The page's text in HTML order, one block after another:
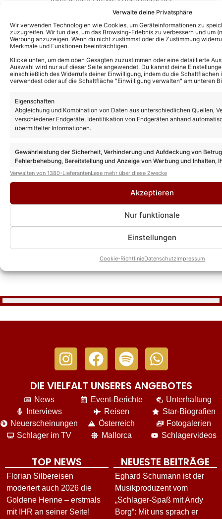
Verwalte deine Privatsphäre
Wir verwenden Technologien wie Cookies, um Geräteinformationen zu
zuzugreifen. Wir tun dies, um das Browsing-Erlebnis zu verbessern und um
Werbung anzuzeigen. Wenn du nicht zustimmst oder die Zustimmung
Merkmale und Funktionen beeinträchtigen.
Klicke unten, um dem oben Gesagten zuzustimmen oder eine detaillierte
Auswahl wird nur auf dieser Seite angewendet. Du kannst deine
einschließlich des Widerrufs deiner Einwilligung, indem du die
verwendest oder auf die Schaltfläche "Einwilligung verwalten" am unteren
Eigenschaften
Abgleichung und Kombination von Daten aus unterschiedlichen Quellen,
verschiedener Endgeräte, Identifikation von Endgeräten anhand
übermittelter Informationen.
Gewährleistung der Sicherheit, Verhinderung und Aufdeckung von
Fehlerbehebung, Bereitstellung und Anzeige von Werbung und Inhalten,
Entscheidungen zum Datenschutz speichern und übermitteln.
Verwalten von 1380-LieferantenLese mehr über diese Zwecke
Akzeptieren
Nur funktionale
Einstellungen
Cookie-RichtlinieDatenschutzImpressum
Schlagerpuls.com den Bereich Unterhaltung.
Ob Reality, Telenovela oder Quiz-Shows – sie
berichtet über die ganze Bandbreite des
deutschen Fernsehens.
» AUTORENPROFIL & ALLE ARTIKEL VON
INA FIETHEN-DREWES
Weitere Dschungel-News
Dschungelcamp 2026: Beim Nachspiel
wird Gil Ofarim von den anderen
Kandidaten degradiert!
DIE VIELFALT UNSERES ANGEBOTES
News
Interviews
Neuerscheinungen
Schlager im TV
Event-Berichte
Reisen
Österreich
Mallorca
Unterhaltung
Star-Biografien
Fotogalerien
Schlagervideos
TOP NEWS
Florian Silbereisen
moderiert auch 2026 die
Goldene Henne – erstmals
mit IHR an seiner Seite!
NEUESTE BEITRÄGE
Eghard Schumann ist der
Musikproduzent vom
„Schlager-Spaß mit Andy
Borg“: Mit uns sprach er